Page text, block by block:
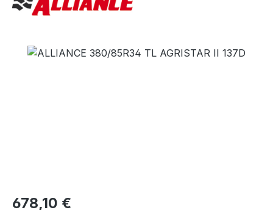
Bildergalerie überspringen
Regulärer Preis:
678,10 €